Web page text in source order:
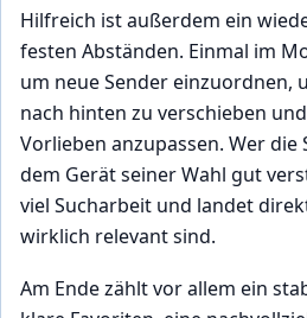
Hilfreich ist außerdem ein
festen Abständen. Einmal im
um neue Sender einzuordnen,
nach hinten zu verschieben
Vorlieben anzupassen. Wer
dem Gerät seiner Wahl gut
viel Sucharbeit und landet
wirklich relevant sind.
Am Ende zählt vor allem ein